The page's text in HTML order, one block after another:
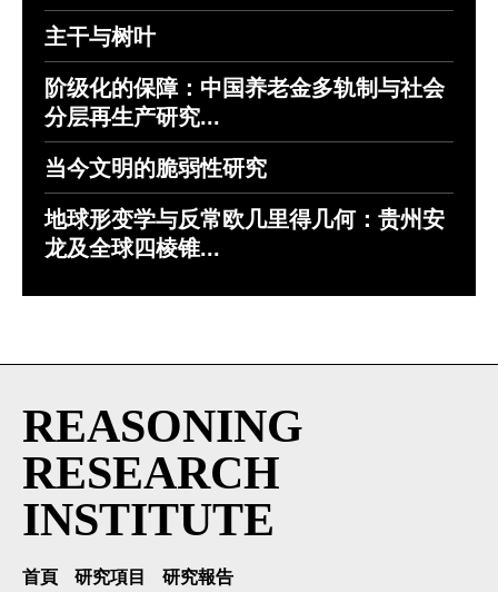
主干与树叶
阶级化的保障：中国养老金多轨制与社会
分层再生产研究...
当今文明的脆弱性研究
地球形变学与反常欧几里得几何：贵州安
龙及全球四棱锥...
REASONING
RESEARCH
INSTITUTE
首頁 研究項目 研究報告